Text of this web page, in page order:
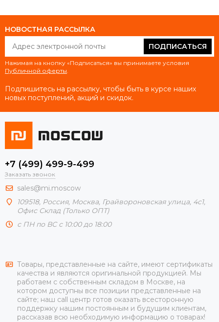
НОВОСТНАЯ РАССЫЛКА
ПОДПИСАТЬСЯ
Нажимая на кнопку «Подписаться» вы принимаете условия
Публичной оферты.
Подпишитесь на рассылку, чтобы быть в курсе наших
новых поступлений, акций и скидок.
+7 (499) 499-9-499
Заказать звонок
sales@mi.moscow
109518, Россия, Москва, Грайвороновская улица, 4с1,
Офис Склад (Только ОПТ)
с ПН по ВС с 10:00 до 18:00
Товары, представленные на сайте, имеют сертификаты
качества и являются оригинальной продукцией. Мы
работаем с собственным складом в Москве, на
котором доступны все позиции представленные на
сайте; наш call центр готов оказать всесторонную
поддержку нашим постоянным и будущим клиентам,
рассказав всю необходимую информацию о товарах!